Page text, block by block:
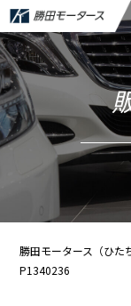
勝田モータース（ひた
P1340236